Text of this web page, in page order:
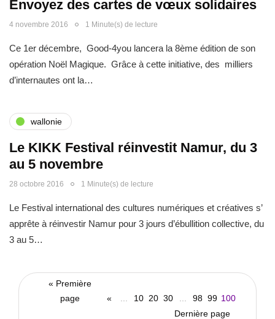
Envoyez des cartes de vœux solidaires
4 novembre 2016 1 Minute(s) de lecture
Ce 1er décembre, Good-4you lancera la 8ème édition de son
opération Noël Magique. Grâce à cette initiative, des milliers
d’internautes ont la…
wallonie
Le KIKK Festival réinvestit Namur, du 3
au 5 novembre
28 octobre 2016 1 Minute(s) de lecture
Le Festival international des cultures numériques et créatives s’
apprête à réinvestir Namur pour 3 jours d’ébullition collective, du
3 au 5…
« Première
page
« 10 20 30 98 99 100
Dernière page